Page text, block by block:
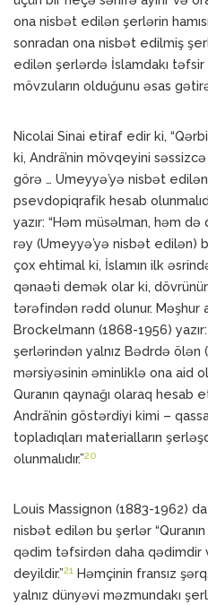
ona nisbət edilən şerlərin
sonradan ona nisbət edilmiş
edilən şerlərdə İslamdakı
mövzuların olduğunu əsas
Nicolai Sinai etiraf edir ki,
ki, Andrä’nin mövqeyini
görə … Umeyyə’yə nisbət edilən
psevdopiqrafik hesab
yazır: “Həm müsəlman, həm də
rəy (Umeyyə’yə nisbət edilən)
çox ehtimal ki, İslamın ilk əsrində
qənaəti demək olar ki,
tərəfindən rədd olunur. Məşhur
Brockelmann (1868-1956)
şerlərindən yalnız Bədrdə ölən
mərsiyəsinin əminliklə ona aid
Quranın qaynağı olaraq
Andrä’nin göstərdiyi kimi –
topladıqları materialların
olunmalıdır.”20
Louis Massignon (1883-1962)
nisbət edilən bu şerlər
qədim təfsirdən daha qədimdir
deyildir.”21 Həmçinin fransız
yalnız dünyəvi məzmundakı